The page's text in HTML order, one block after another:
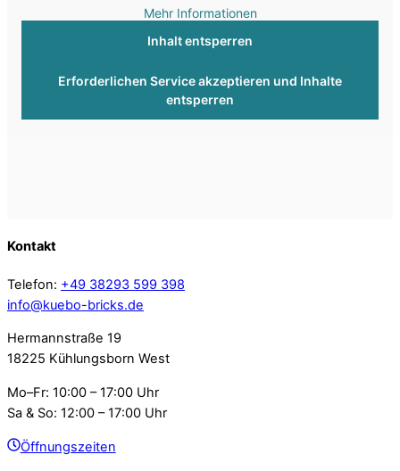
Mehr Informationen
Inhalt entsperren
Erforderlichen Service akzeptieren und Inhalte
entsperren
Kontakt
Telefon: +49 38293 599 398
info@kuebo-bricks.de
Hermannstraße 19
18225 Kühlungsborn West
Mo–Fr: 10:00 – 17:00 Uhr
Sa & So: 12:00 – 17:00 Uhr
Öffnungszeiten